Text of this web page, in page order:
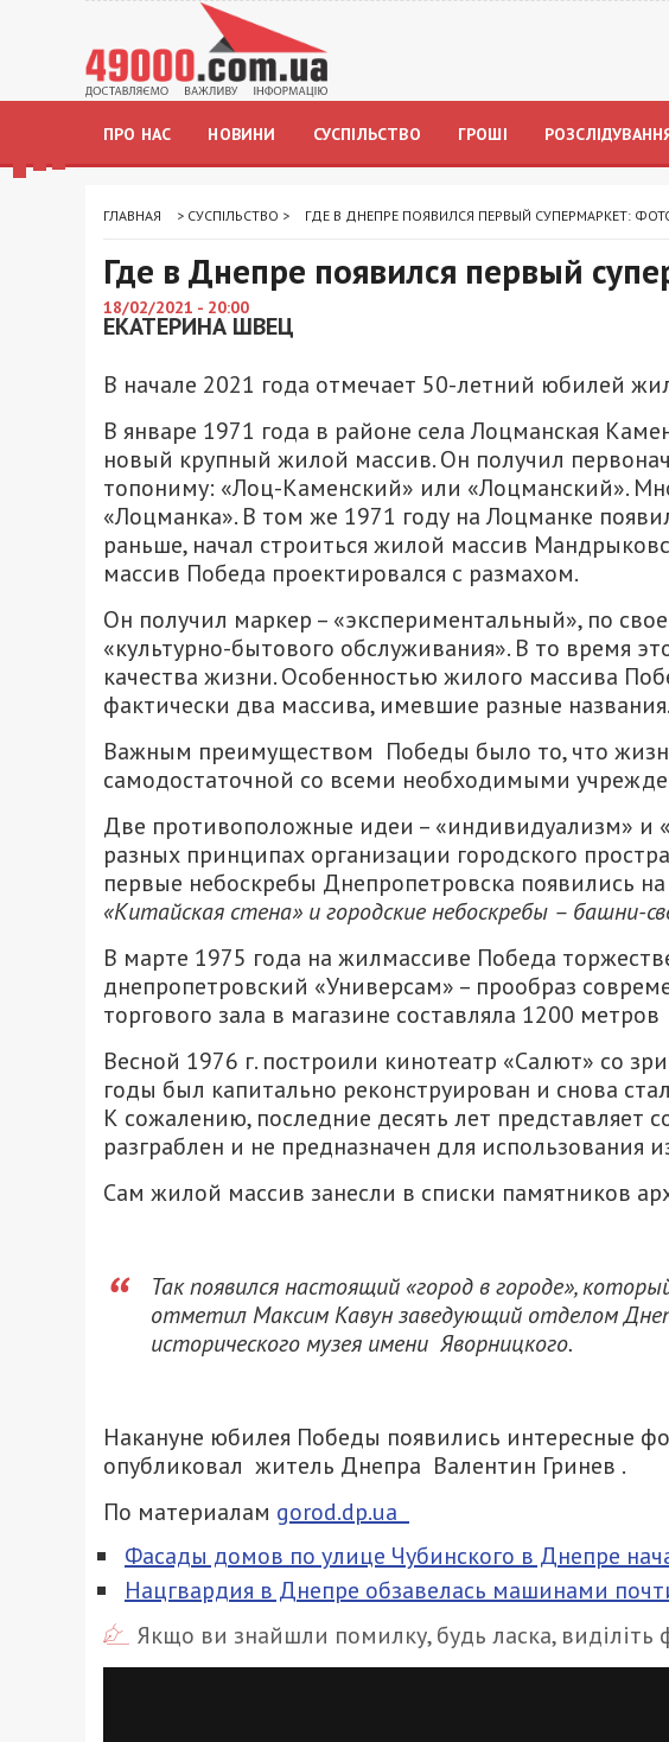
ПРО НАС НОВИНИ СУСПІЛЬСТВО ГРОШІ
ГЛАВНАЯ > СУСПІЛЬСТВО > ГДЕ В ДНЕПРЕ ПОЯВИЛСЯ ПЕРВЫЙ СУПЕРМАРКЕТ:
Где в Днепре появился первый
18/02/2021 - 20:00
ЕКАТЕРИНА ШВЕЦ
В начале 2021 года отмечает 50-летний юбилей
В январе 1971 года в районе села Лоцманская
новый крупный жилой массив. Он получил
топониму: «Лоц-Каменский» или «Лоцманский».
«Лоцманка». В том же 1971 году на Лоцманке
раньше, начал строиться жилой массив
массив Победа проектировался с размахом.
Он получил маркер – «экспериментальный», по
«культурно-бытового обслуживания». В то время
качества жизни. Особенностью жилого массива
фактически два массива, имевшие разные названия.
Важным преимуществом Победы было то, что
самодостаточной со всеми необходимыми
Две противоположные идеи – «индивидуализм» и
разных принципах организации городского
первые небоскребы Днепропетровска появились
«Китайская стена» и городские небоскребы – башни-
В марте 1975 года на жилмассиве Победа
днепропетровский «Универсам» – прообраз
торгового зала в магазине составляла 1200 метров
Весной 1976 г. построили кинотеатр «Салют» со
годы был капитально реконструирован и снова
К сожалению, последние десять лет представляет
разграблен и не предназначен для использования
Сам жилой массив занесли в списки памятников
Так появился настоящий «город в городе»,
отметил Максим Кавун заведующий отделом
исторического музея имени Яворницкого.
Накануне юбилея Победы появились интересные
опубликовал житель Днепра Валентин Гринев .
По материалам gorod.dp.ua
Фасады домов по улице Чубинского в Днепре
Нацгвардия в Днепре обзавелась машинами
Якщо ви знайшли помилку, будь ласка, виділіть